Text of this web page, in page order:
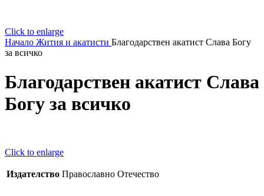
Click to enlarge
Начало Жития и акатисти Благодарствен акатист Слава Богу
за всичко
Благодарствен акатист Слава
Богу за всичко
Click to enlarge
Издателство Православно Отечество